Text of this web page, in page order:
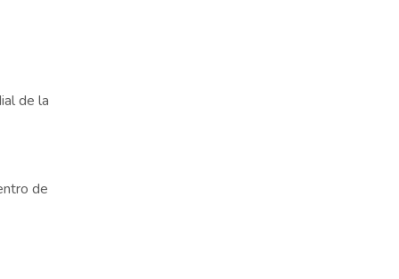
de la
de